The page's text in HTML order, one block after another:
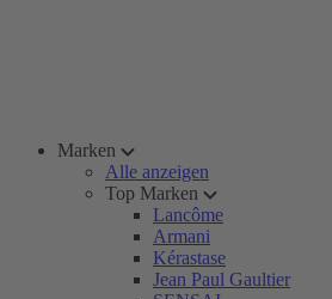
Marken
Alle anzeigen
Top Marken
Lancôme
Armani
Kérastase
Jean Paul Gaultier